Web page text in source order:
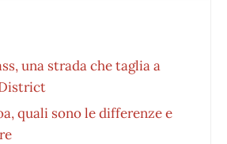
una strada che taglia a
quali sono le differenze e